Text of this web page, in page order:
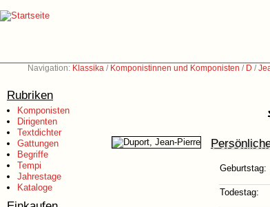
Navigation: Klassika / Komponistinnen und Komponisten / D /
Rubriken
Komponisten
Dirigenten
Textdichter
Gattungen
Begriffe
Tempi
Jahrestage
Kataloge
Geburtstag:
Todestag: